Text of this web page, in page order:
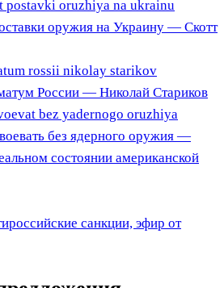
оружия на Украину — Скотт
России — Николай Стариков
без ядерного оружия —
состоянии американской
санкции, эфир от